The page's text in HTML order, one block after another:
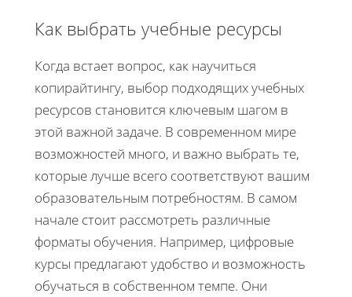
Как выбрать учебные ресурсы
Когда встает вопрос, как научиться
копирайтингу, выбор подходящих учебных
ресурсов становится ключевым шагом в
этой важной задаче. В современном мире
возможностей много, и важно выбрать те,
которые лучше всего соответствуют вашим
образовательным потребностям. В самом
начале стоит рассмотреть различные
форматы обучения. Например, цифровые
курсы предлагают удобство и возможность
обучаться в собственном темпе. Они